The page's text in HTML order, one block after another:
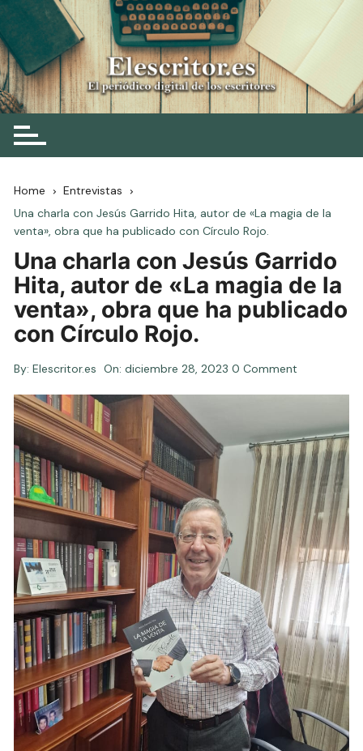
Skip
to
content
Elescritor.es
El periódico digital de los escritores
Home
Entrevistas
Una charla con Jesús Garrido Hita, autor de «La magia de la
venta», obra que ha publicado con Círculo Rojo.
Una charla con Jesús Garrido
Hita, autor de «La magia de la
venta», obra que ha publicado
con Círculo Rojo.
By: Elescritor.es On:diciembre 28, 2023 0 Comment